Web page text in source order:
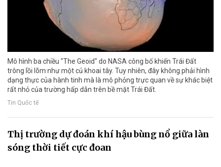
Mô hình ba chiều "The Geoid" do NASA công bố khiến Trái Đất
trông lồi lõm như một củ khoai tây. Tuy nhiên, đây không phải hình
dạng thực của hành tinh mà là mô phỏng trực quan về sự khác biệt
rất nhỏ của trường hấp dẫn trên bề mặt Trái Đất.
Tin Quốc tế
Thị trường dự đoán khí hậu bùng nổ giữa làn
sóng thời tiết cực đoan